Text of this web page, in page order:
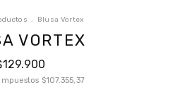
. Blusa Vortex
VORTEX
$107.355,37